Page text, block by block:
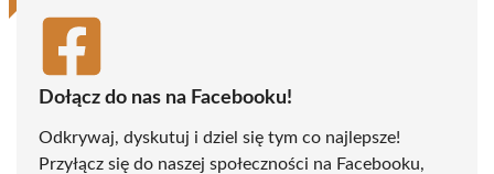
Dołącz do nas na Facebooku!
Odkrywaj, dyskutuj i dziel się tym co najlepsze!
Przyłącz się do naszej społeczności na Facebooku,